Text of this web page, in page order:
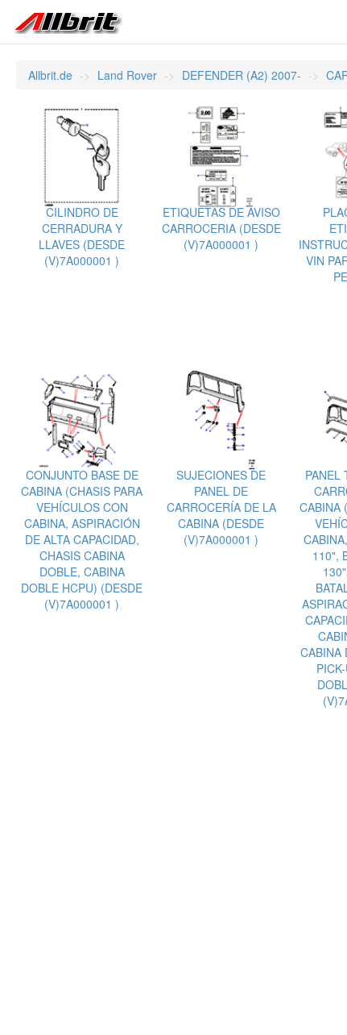
Allbrit.de Land Rover DEFENDER (A2) 2007-
CILINDRO DE
CERRADURA Y
LLAVES (DESDE
(V)7A000001 )
ETIQUETAS DE AVISO
CARROCERIA (DESDE
(V)7A000001 )
VIN
CONJUNTO BASE DE
CABINA (CHASIS PARA
VEHÍCULOS CON
CABINA, ASPIRACIÓN
DE ALTA CAPACIDAD,
CHASIS CABINA
DOBLE, CABINA
DOBLE HCPU) (DESDE
(V)7A000001 )
SUJECIONES DE
PANEL DE
CARROCERÍA DE LA
CABINA (DESDE
(V)7A000001 )
PANEL
CABINA
110",
CABINA